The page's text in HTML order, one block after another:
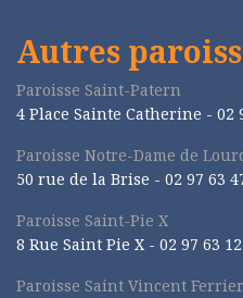
Autres
Paroisse Saint-Patern
4 Place Sainte Catherine - 02
Paroisse Notre-Dame de
50 rue de la Brise - 02 97 63
Paroisse Saint-Pie X
8 Rue Saint Pie X - 02 97 63
Paroisse Saint Vincent Ferrier